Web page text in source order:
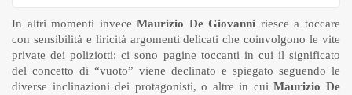
In altri momenti inveceMaurizio De Giovanni riesce a toccare
con sensibilità e liricità argomenti delicati che coinvolgono le vite
private dei poliziotti: ci sono pagine toccanti in cui il significato
del concetto di “vuoto” viene declinato e spiegato seguendo le
diverse inclinazioni dei protagonisti, o altre in cuiMaurizio De